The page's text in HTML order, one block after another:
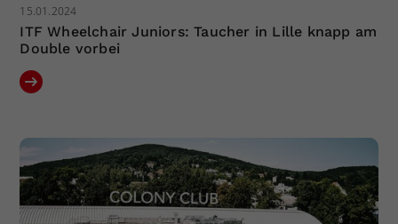
15.01.2024
ITF Wheelchair Juniors: Taucher in Lille knapp am
Double vorbei